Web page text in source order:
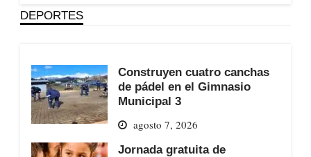
DEPORTES
Construyen cuatro canchas
de pádel en el Gimnasio
Municipal 3
agosto 7, 2026
Jornada gratuita de